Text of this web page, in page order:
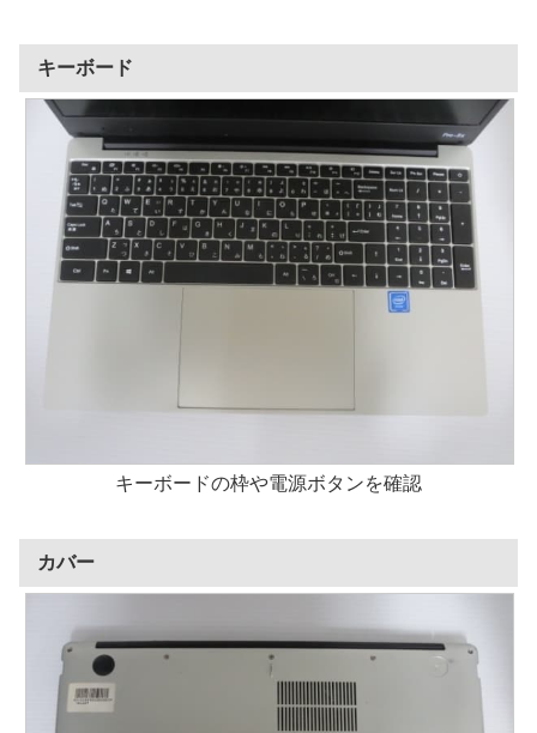
キーボード
キーボードの枠や電源ボタンを確認
カバー